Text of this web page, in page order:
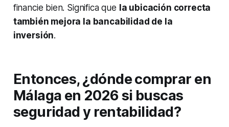
financie bien. Significa que la ubicación correcta
también mejora la bancabilidad de la
inversión.
Entonces, ¿dónde comprar en
Málaga en 2026 si buscas
seguridad y rentabilidad?